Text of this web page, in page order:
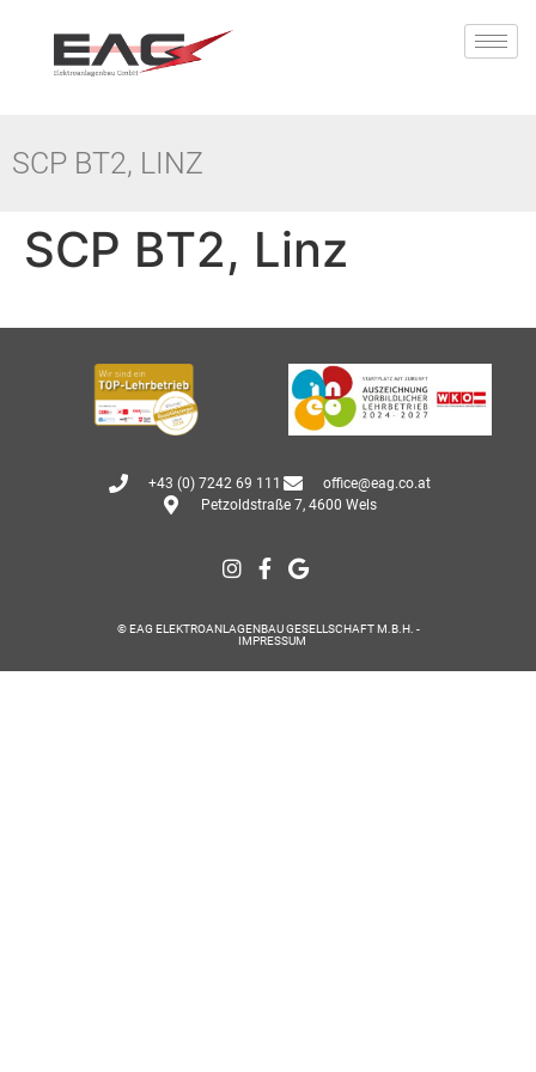
SCP BT2, LINZ
SCP BT2, Linz
+43 (0) 7242 69 111
office@eag.co.at
Petzoldstraße 7, 4600 Wels
© EAG ELEKTROANLAGENBAU GESELLSCHAFT M.B.H. -
IMPRESSUM